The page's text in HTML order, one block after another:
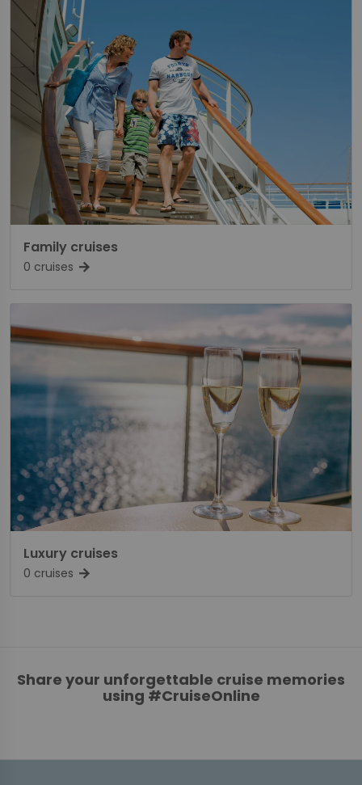
Family cruises
0 cruises arrow_forward
Luxury cruises
0 cruises arrow_forward
Share your unforgettable cruise memories
using #CruiseOnline